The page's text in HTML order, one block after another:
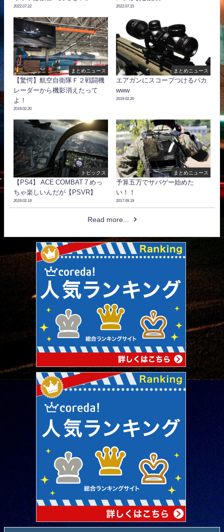
2022.07.22 2022.07.15
まとめニュース
【驚愕】航空自衛隊Ｆ２戦闘機
レーダーから機影消えたって
よ！
2019.02.20
まとめニュース
エアガンにスコープつけるバカ
www
2019.02.20
トピックス
【PS4】 ACE COMBAT 7 めっ
ちゃ楽しいんだが【PSVR】
2019.02.19
まとめニュース
予算五万でサバゲー始めた
い！！
2017.09.19
Read more...